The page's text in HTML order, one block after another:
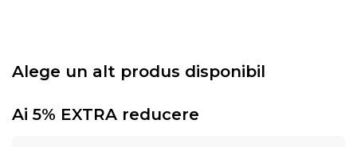
Alege un alt produs disponibil
Ai 5% EXTRA reducere